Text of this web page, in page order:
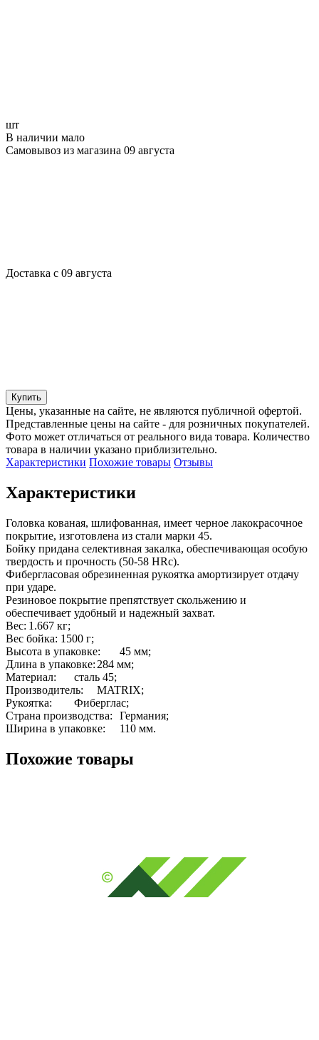
шт
В наличии мало
Самовывоз из магазина 09 августа
Доставка с 09 августа
Купить
Цены, указанные на сайте, не являются публичной офертой.
Представленные цены на сайте - для розничных покупателей.
Фото может отличаться от реального вида товара. Количество
товара в наличии указано приблизительно.
Характеристики Похожие товары Отзывы
Характеристики
Головка кованая, шлифованная, имеет черное лакокрасочное
покрытие, изготовлена из стали марки 45.
Бойку придана селективная закалка, обеспечивающая особую
твердость и прочность (50-58 HRc).
Фибергласовая обрезиненная рукоятка амортизирует отдачу
при ударе.
Резиновое покрытие препятствует скольжению и
обеспечивает удобный и надежный захват.
Вес:	1.667 кг;
Вес бойка: 1500 г;
Высота в упаковке:	45 мм;
Длина в упаковке:	284 мм;
Материал:	сталь 45;
Производитель:	MATRIX;
Рукоятка:	Фиберглас;
Страна производства:	Германия;
Ширина в упаковке:	110 мм.
Похожие товары